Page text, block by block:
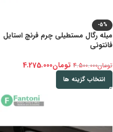
-5%
میله رگال مستطیلی چرم فرنچ استایل
فانتونی
تومان4.500.000 تومان4.275.000
انتخاب گزینه ها